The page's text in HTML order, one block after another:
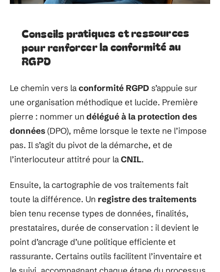
Conseils pratiques et ressources
pour renforcer la conformité au
RGPD
Le chemin vers laconformité RGPD s’appuie sur
une organisation méthodique et lucide. Première
pierre : nommer un délégué à la protection des
données(DPO), même lorsque le texte ne l’impose
pas. Il s’agit du pivot de la démarche, et de
l’interlocuteur attitré pour laCNIL.
Ensuite, la cartographie de vos traitements fait
toute la différence. Un registre des traitements
bien tenu recense types de données, finalités,
prestataires, durée de conservation : il devient le
point d’ancrage d’une politique efficiente et
rassurante. Certains outils facilitent l’inventaire et